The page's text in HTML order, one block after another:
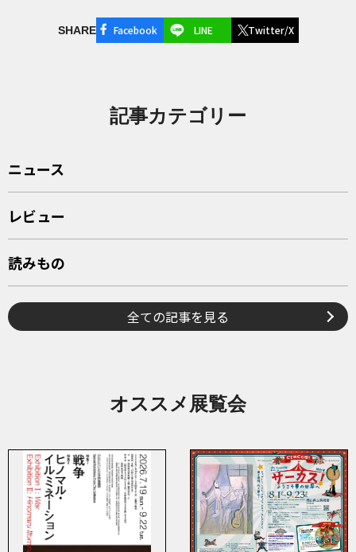
SHARE Facebook LINE Twitter/X
記事カテゴリー
ニュース
レビュー
読みもの
全ての記事を見る
オススメ展覧会